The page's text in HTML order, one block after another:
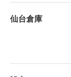
仙台倉庫